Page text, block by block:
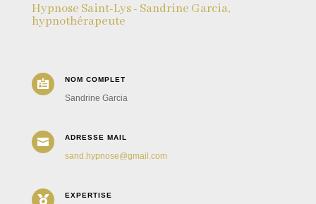
Hypnose Saint-Lys - Sandrine Garcia,
hypnothérapeute
 NOM COMPLET
Sandrine Garcia
 ADRESSE MAIL
sand.hypnose@gmail.com
 EXPERTISE